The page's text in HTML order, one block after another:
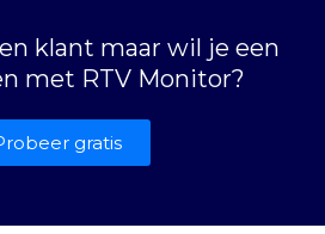
klant maar wil je een
met RTV Monitor?
gratis